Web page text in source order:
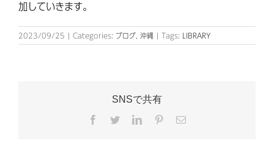
加していきます。
2023/09/25 | Categories: ブログ 沖縄 | Tags: LIBRARY
SNSで共有
Facebook
TwitterLinkedInPinterest
電